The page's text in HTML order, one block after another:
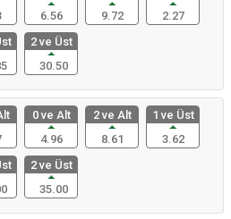
6.56
9.72
2.27
2 ve Üst
30.50
0 ve Alt
4.96
2 ve Alt
8.61
1 ve Üst
3.62
2 ve Üst
35.00